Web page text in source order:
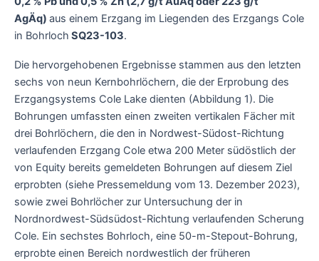
AgÄq) aus einem Erzgang im Liegenden des Erzgangs Cole
in Bohrloch SQ23-103.
Die hervorgehobenen Ergebnisse stammen aus den letzten
sechs von neun Kernbohrlöchern, die der Erprobung des
Erzgangsystems Cole Lake dienten (Abbildung 1). Die
Bohrungen umfassten einen zweiten vertikalen Fächer mit
drei Bohrlöchern, die den in Nordwest-Südost-Richtung
verlaufenden Erzgang Cole etwa 200 Meter südöstlich der
von Equity bereits gemeldeten Bohrungen auf diesem Ziel
erprobten (siehe Pressemeldung vom 13. Dezember 2023),
sowie zwei Bohrlöcher zur Untersuchung der in
Nordnordwest-Südsüdost-Richtung verlaufenden Scherung
Cole. Ein sechstes Bohrloch, eine 50-m-Stepout-Bohrung,
erprobte einen Bereich nordwestlich der früheren